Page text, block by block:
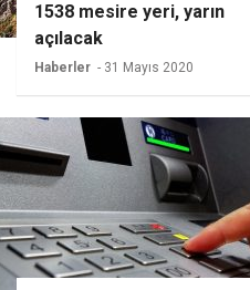
1538 mesire yeri, yarın
açılacak
Haberler - 31 Mayıs 2020